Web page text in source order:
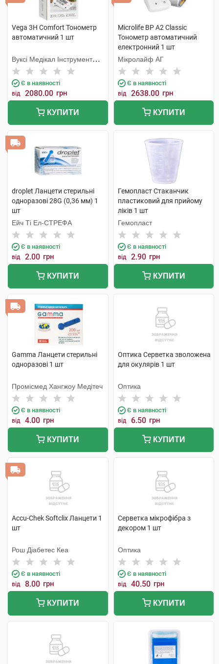
Vega 3H Comfort Тонометр
автоматичний 1 шт
Вуксі Медікал Інструмент
Фекторі
Є в наявності
від 2080.00 грн
КУПИТИ
Microlife BP A2 Classic
Тонометр автоматичний
електронний 1 шт
Мікролайф AГ
Є в наявності
від 2638.00 грн
КУПИТИ
droplet Ланцети стерильні
одноразові 28G (0,36 мм) 1
шт
Ейч Ті Ел-СТРЕФА
Є в наявності
від 2.00 грн
КУПИТИ
Гемопласт Стаканчик
пластиковий для прийому
ліків 1 шт
Гемопласт
Є в наявності
від 2.90 грн
КУПИТИ
Gamma Ланцети стерильні
одноразові 1 шт
Промісмед Хангжоу Медітеч
Є в наявності
від 4.00 грн
КУПИТИ
Оптика Серветка зволожена
для окулярів 1 шт
Оптика
Є в наявності
від 6.50 грн
КУПИТИ
Accu-Chek Softclix Ланцети 1
шт
Рош Діабетес Кеа
Є в наявності
від 8.00 грн
КУПИТИ
Серветка мікрофібра з
декором 1 шт
Оптика
Є в наявності
від 40.50 грн
КУПИТИ